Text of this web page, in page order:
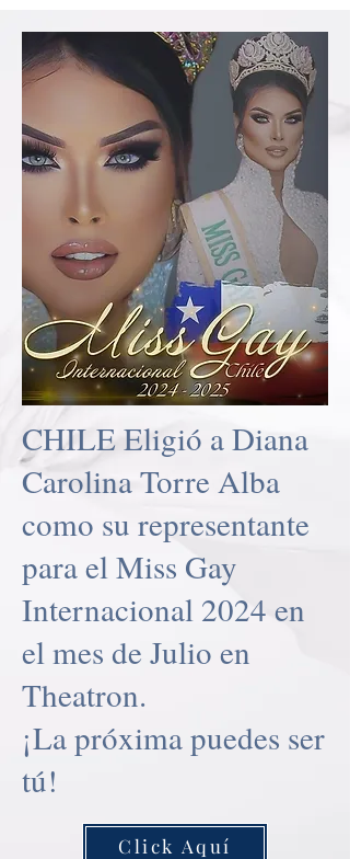
CHILE Eligió a Diana
Carolina Torre Alba
como su representante
para el Miss Gay
Internacional 2024 en
el mes de Julio en
Theatron.
¡La próxima puedes ser
tú!
Click Aquí